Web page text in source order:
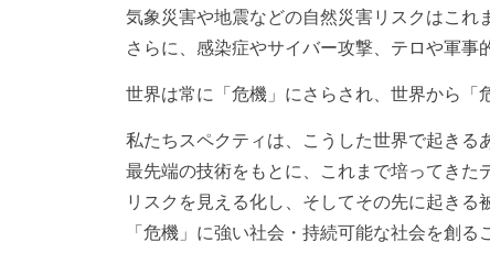
気象災害や地震などの自然災害リスクはこれ
さらに、感染症やサイバー攻撃、テロや軍事
世界は常に「危機」にさらされ、世界から「
私たちスペクティは、こうした世界で起きる
最先端の技術をもとに、これまで培ってきた
リスクを見える化し、そしてその先に起きる
「危機」に強い社会・持続可能な社会を創る